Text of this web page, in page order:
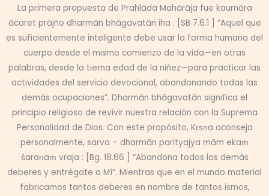
La primera propuesta de Prahlāda Mahārāja fue kaumāra
ācaret prājño dharmān bhāgavatān iha : [SB 7.6.1 ] “Aquel que
es suficientemente inteligente debe usar la forma humana del
cuerpo desde el mismo comienzo de la vida—en otras
palabras, desde la tierna edad de la niñez—para practicar las
actividades del servicio devocional, abandonando todas las
demás ocupaciones”. Dharmān bhāgavatān significa el
principio religioso de revivir nuestra relación con la Suprema
Personalidad de Dios. Con este propósito, Kṛṣṇa aconseja
personalmente, sarva – dharmān parityajya mām ekaṁ
śaraṇaṁ vraja : [Bg. 18.66 ] “Abandona todos los demás
deberes y entrégate a Mí”. Mientras que en el mundo material
fabricamos tantos deberes en nombre de tantos ismos,